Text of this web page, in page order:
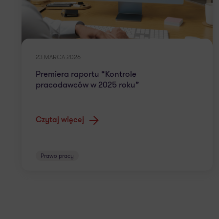
23 MARCA 2026
Premiera raportu “Kontrole
pracodawców w 2025 roku”
Czytaj więcej
Prawo pracy